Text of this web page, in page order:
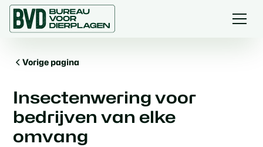
Vorige pagina
Insectenwering voor
bedrijven van elke
omvang